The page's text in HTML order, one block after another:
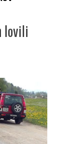
lovili